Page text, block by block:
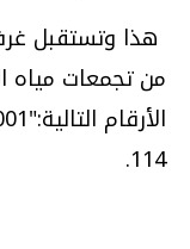
هذا وتستقبل
من تجمعات مياه
114
.